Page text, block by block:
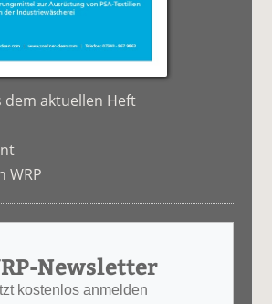
dem aktuellen Heft
WRP
Newsletter
kostenlos anmelden